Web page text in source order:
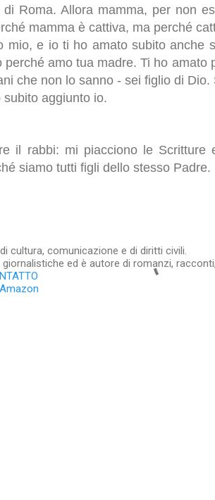
Roma. Allora mamma, per non
mamma è cattiva, ma perché
mio, e io ti ho amato subito anche
perché amo tua madre. Ti ho
che non lo sanno - sei figlio di Dio.
subito aggiunto io.
il rabbi: mi piacciono le
siamo tutti figli dello stesso Padre.
cultura, comunicazione e di diritti civili.
ed è autore di romanzi,